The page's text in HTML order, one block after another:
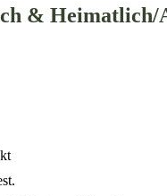
& Heimatlich/